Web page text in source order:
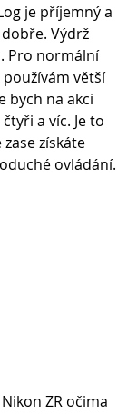
je příjemný a
Výdrž
Pro normální
používám větší
bych na akci
a víc. Je to
získáte
ovládání.
ZR očima